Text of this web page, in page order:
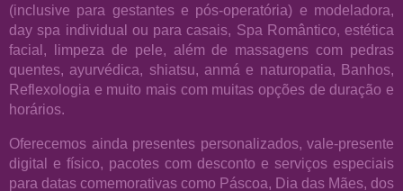
(inclusive para gestantes e pós-operatória) e modeladora,
day spa individual ou para casais, Spa Romântico, estética
facial, limpeza de pele, além de massagens com pedras
quentes, ayurvédica, shiatsu, anmá e naturopatia, Banhos,
Reflexologia e muito mais com muitas opções de duração e
horários.
Oferecemos ainda presentes personalizados, vale-presente
digital e físico, pacotes com desconto e serviços especiais
para datas comemorativas como Páscoa, Dia das Mães, dos